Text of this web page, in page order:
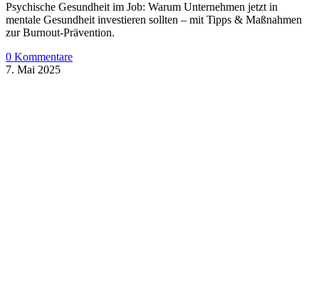
Psychische Gesundheit im Job: Warum Unternehmen jetzt in
mentale Gesundheit investieren sollten – mit Tipps & Maßnahmen
zur Burnout-Prävention.
0 Kommentare
7. Mai 2025